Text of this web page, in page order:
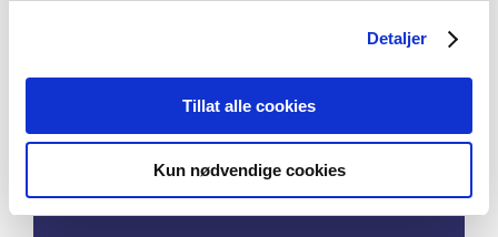
Detaljer
Tillat alle cookies
Kun nødvendige cookies
instrumentation for permanent
condition monitoring of pipeline